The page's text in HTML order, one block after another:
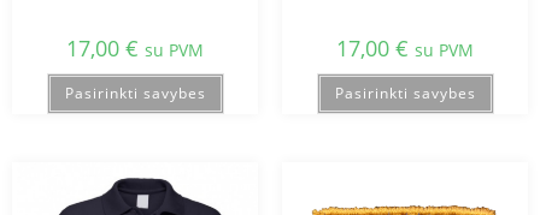
17,00 € su PVM
Pasirinkti savybes
17,00 € su PVM
Pasirinkti savybes